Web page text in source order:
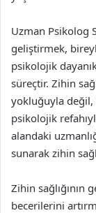
Uzman Psikolog
geliştirmek,
psikolojik
süreçtir. Zihin
yokluğuyla değil,
psikolojik
alandaki
sunarak zihin
Zihin sağlığının
becerilerini